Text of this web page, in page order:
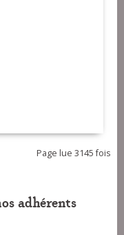
Page lue 3145 fois
adhérents